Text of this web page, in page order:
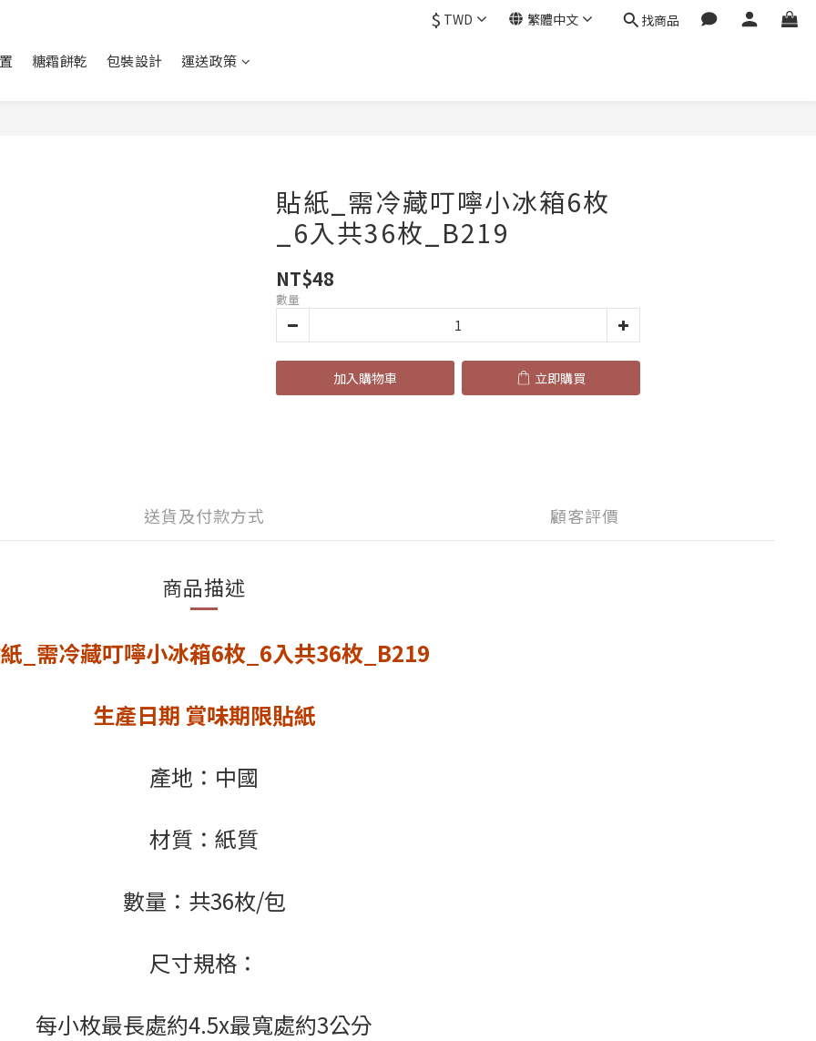
$ TWD 繁體中文 找商品
糖霜餅乾 包裝設計 運送政策
貼紙_需冷藏叮嚀小冰箱6枚
_6入共36枚_B219
NT$48
數量
加入購物車 立即購買
送貨及付款方式 顧客評價
商品描述
_需冷藏叮嚀小冰箱6枚_6入共36枚_B219
生產日期 賞味期限貼紙
產地：中國
材質：紙質
數量：共36枚/包
尺寸規格：
每小枚最長處約4.5x最寬處約3公分